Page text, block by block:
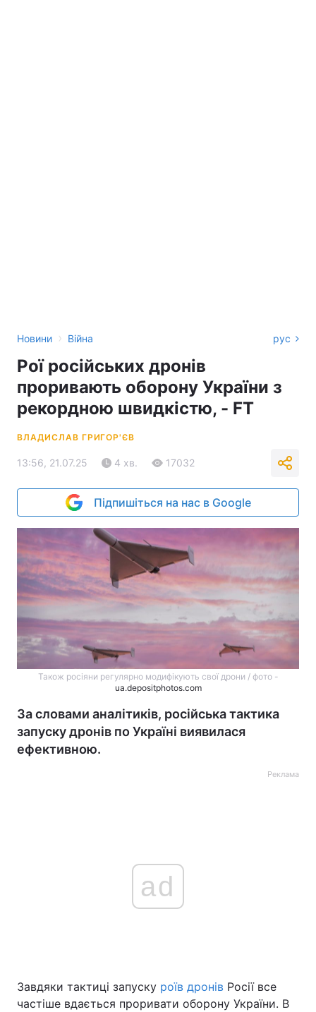
Новини › Війна рус
Рої російських дронів
проривають оборону України з
рекордною швидкістю, - FT
ВЛАДИСЛАВ ГРИГОР'ЄВ
13:56, 21.07.25 4 хв. 17032
Підпишіться на нас в Google
Також росіяни регулярно модифікують свої дрони / фото -
ua.depositphotos.com
За словами аналітиків, російська тактика
запуску дронів по Україні виявилася
ефективною.
Реклама
ad
Завдяки тактиці запуску роїв дронів Росії все
частіше вдається проривати оборону України. В